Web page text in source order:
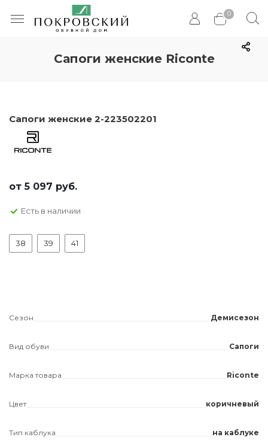
0
Сапоги женские Riconte
Сапоги женские 2-223502201
от5 097 руб.
Есть в наличии
38 39 41
Сезон Демисезон
Вид обуви Сапоги
Марка товара Riconte
Цвет коричневый
Тип каблука на каблуке